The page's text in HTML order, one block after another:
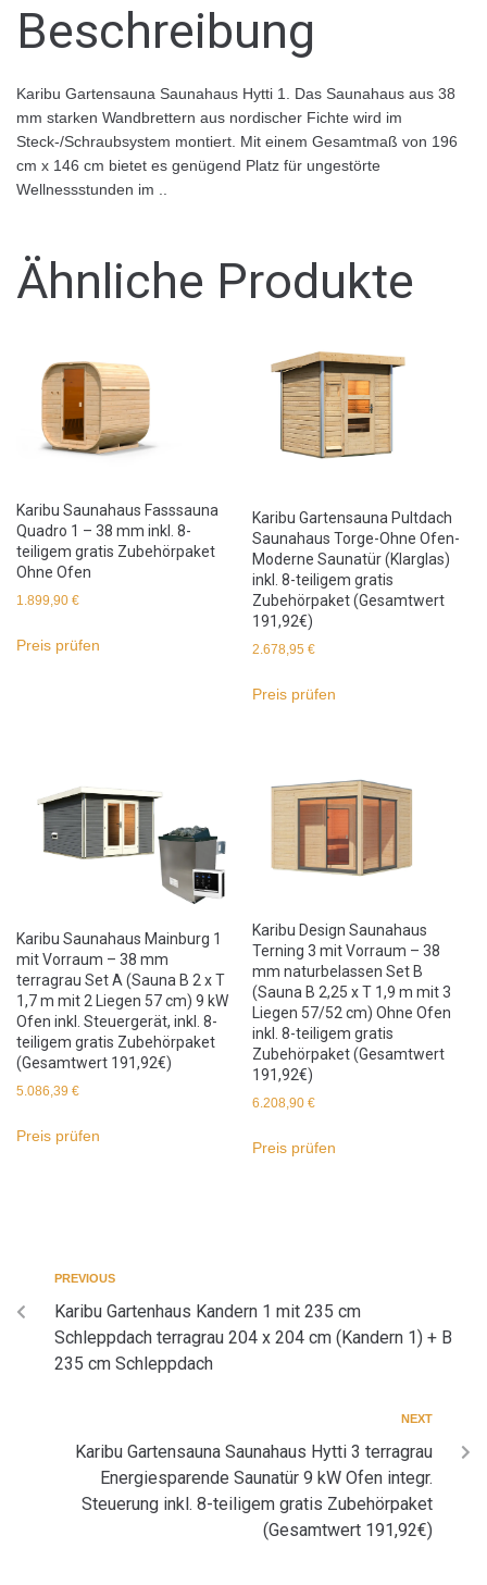
Beschreibung
Karibu Gartensauna Saunahaus Hytti 1. Das Saunahaus aus 38
mm starken Wandbrettern aus nordischer Fichte wird im
Steck-/Schraubsystem montiert. Mit einem Gesamtmaß von 196
cm x 146 cm bietet es genügend Platz für ungestörte
Wellnessstunden im ..
Ähnliche Produkte
Karibu Saunahaus Fasssauna
Quadro 1 – 38 mm inkl. 8-
teiligem gratis Zubehörpaket
Ohne Ofen
1.899,90 €
Preis prüfen
Karibu Gartensauna Pultdach
Saunahaus Torge-Ohne Ofen-
Moderne Saunatür (Klarglas)
inkl. 8-teiligem gratis
Zubehörpaket (Gesamtwert
191,92€)
2.678,95€
Preis prüfen
Karibu Saunahaus Mainburg 1
mit Vorraum – 38 mm
terragrau Set A (Sauna B 2 x T
1,7 m mit 2 Liegen 57 cm) 9 kW
Ofen inkl. Steuergerät, inkl. 8-
teiligem gratis Zubehörpaket
(Gesamtwert 191,92€)
5.086,39 €
Preis prüfen
Karibu Design Saunahaus
Terning 3 mit Vorraum – 38
mm naturbelassen Set B
(Sauna B 2,25 x T 1,9 m mit 3
Liegen 57/52 cm) Ohne Ofen
inkl. 8-teiligem gratis
Zubehörpaket (Gesamtwert
191,92€)
6.208,90€
Preis prüfen
PREVIOUS
Karibu Gartenhaus Kandern 1 mit 235 cm
Schleppdach terragrau 204 x 204 cm (Kandern 1) + B
235 cm Schleppdach
NEXT
Karibu Gartensauna Saunahaus Hytti 3 terragrau
Energiesparende Saunatür 9 kW Ofen integr.
Steuerung inkl. 8-teiligem gratis Zubehörpaket
(Gesamtwert 191,92€)